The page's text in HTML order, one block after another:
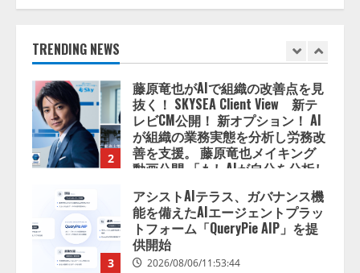
TRENDING NEWS
2
レビCM公開！ 新オプション！ AI
善を支援。 藤原竜也メイキング
動画公開 「もしAIが自分を分析し
たら、すぐ休めと言われる自信が
ある」「昨年の夏はカブトムシを
捕まえたり、虫と戦ったり…」
2026/08/06/14:54:31
3
アシストAIテラス、ガバナンス機
能を備えたAIエージェントプラッ
トフォーム「QueryPie AIP」を提
供開始
2026/08/06/11:53:44
4
レアラ、『AIはどの法律事務所を
推薦するのか』について 企業法
務系70事務所×5つのAIで実態調査
を実施
2026/08/06/11:53:44